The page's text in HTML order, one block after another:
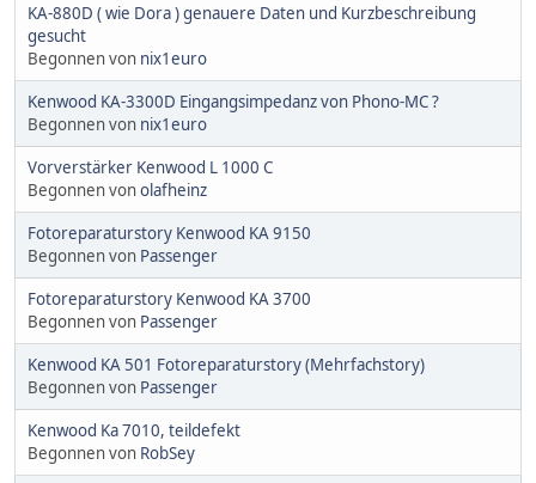
KA-880D ( wie Dora ) genauere Daten und Kurzbeschreibung
gesucht
Begonnen von nix1euro
Kenwood KA-3300D Eingangsimpedanz von Phono-MC ?
Begonnen von nix1euro
Vorverstärker Kenwood L 1000 C
Begonnen vonolafheinz
Fotoreparaturstory Kenwood KA 9150
Begonnen von Passenger
Fotoreparaturstory Kenwood KA 3700
Begonnen von Passenger
Kenwood KA 501 Fotoreparaturstory (Mehrfachstory)
Begonnen von Passenger
Kenwood Ka 7010, teildefekt
Begonnen von RobSey